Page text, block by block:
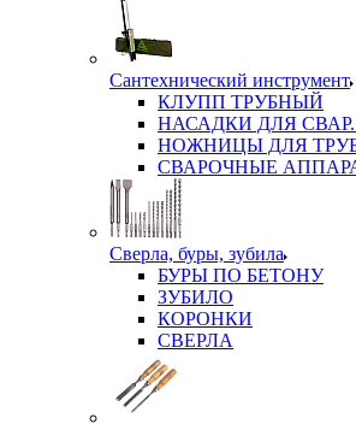
Сантехнический инструмент
КЛУПП ТРУБНЫЙ
НАСАДКИ ДЛЯ
НОЖНИЦЫ ДЛЯ
СВАРОЧНЫЕ
Сверла, буры, зубила
БУРЫ ПО БЕТОНУ
ЗУБИЛО
КОРОНКИ
СВЕРЛА